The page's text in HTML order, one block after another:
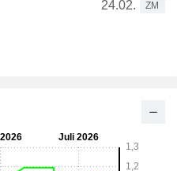
24.02.
ZM